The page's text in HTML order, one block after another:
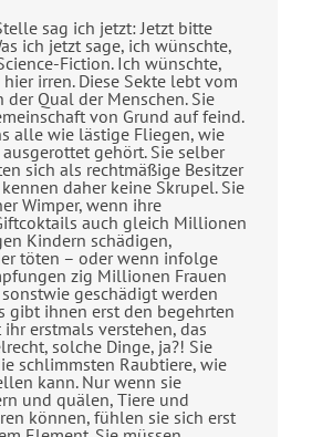
sag ich jetzt: Jetzt bitte
ich jetzt sage, ich wünschte,
Fiction. Ich wünschte,
irren. Diese Sekte lebt vom
Qual der Menschen. Sie
von Grund auf feind.
alle wie lästige Fliegen, wie
ausgerottet gehört. Sie selber
sich als rechtmäßige Besitzer
daher keine Skrupel. Sie
Wimper, wenn ihre
auch gleich Millionen
Kindern schädigen,
töten – oder wenn infolge
zig Millionen Frauen
geschädigt werden
gibt ihnen erst den begehrten
ihr erstmals verstehen, das
solche Dinge, ja?! Sie
schlimmsten Raubtiere, wie
kann. Nur wenn sie
und quälen, Tiere und
können, fühlen sie sich erst